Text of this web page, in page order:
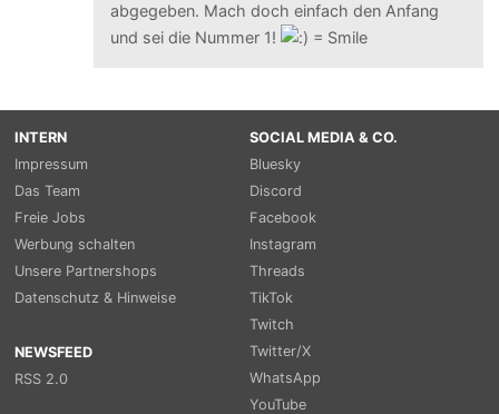
abgegeben. Mach doch einfach den Anfang
und sei die Nummer 1!
INTERN
Impressum
Das Team
Freie Jobs
Werbung schalten
Unsere Partnershops
Datenschutz & Hinweise
NEWSFEED
RSS 2.0
SOCIAL MEDIA & CO.
Bluesky
Discord
Facebook
Instagram
Threads
TikTok
Twitch
Twitter/X
WhatsApp
YouTube